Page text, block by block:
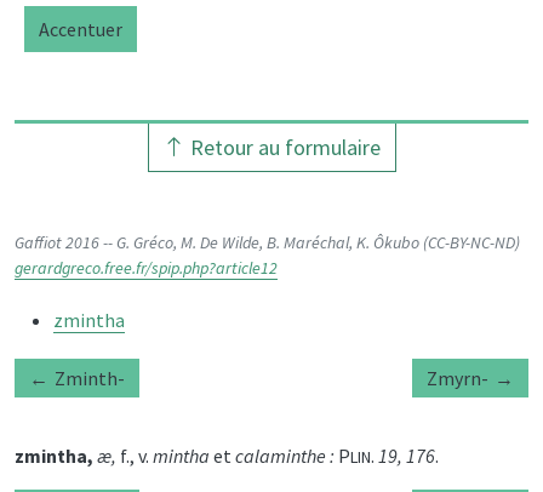
Accentuer
Retour au formulaire
Gaffiot 2016 -- G. Gréco, M. De Wilde, B. Maréchal, K. Ôkubo (CC-BY-NC-ND)
gerardgreco.free.fr/spip.php?article12
zmintha
Zminth- Zmyrn-
zmintha, æ, f., v. mintha et calaminthe : PLIN. 19, 176.